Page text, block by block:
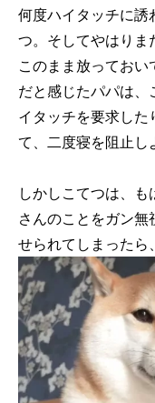
何度ハイタッチに誘
つ。そしてやはりま
このまま放っておい
だと感じたパパは、
イタッチを要求した
て、二度寝を阻止し
しかしこてつは、
さんのことをガン
せられてしまったら